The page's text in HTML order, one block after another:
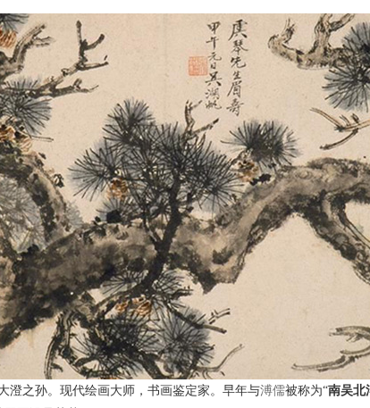
澄之孙。现代绘画大师，书画鉴定家。早年与溥儒被称为“南吴北